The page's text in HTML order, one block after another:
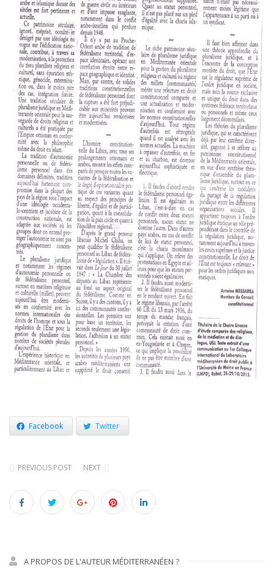
Facebook Twitter
PREVIOUS POST NEXT
A PROPOS DE L'AUTEUR MÉDITERRANÉEN ?